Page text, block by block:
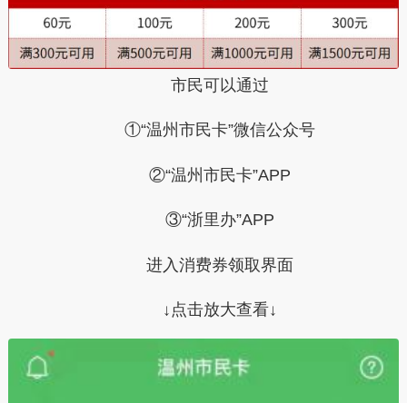
市民可以通过
①“温州市民卡”微信公众号
②“温州市民卡”APP
③“浙里办”APP
进入消费券领取界面
↓点击放大查看↓